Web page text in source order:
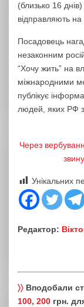
(близько 16
відправляють
Посадовець
незаконним
“Хочу жить” на
міжнародними
публікує
людей, яких РФ
Через
Унікальних
Редактор:
〉〉 Вподобали
100, 200 грн.